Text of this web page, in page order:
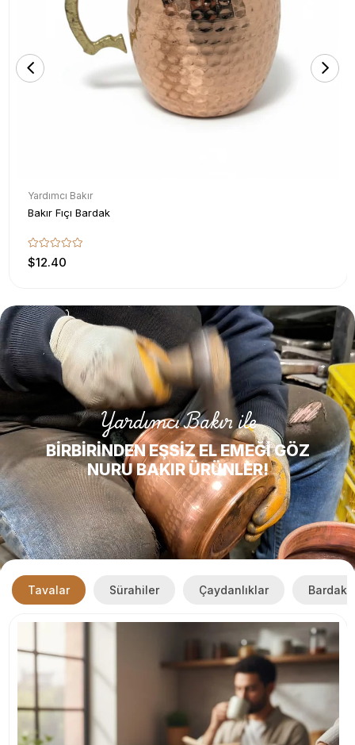
Yardımcı Bakır
Bakır Fıçı Bardak
$12.40
Yardımcı Bakır ile
BİRBİRİNDEN EŞSİZ EL EMEĞİ GÖZ
NURU BAKIR ÜRÜNLER!
Tavalar Sürahiler Çaydanlıklar